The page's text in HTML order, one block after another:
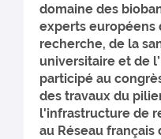
domaine des
experts européens
recherche, de la
universitaire et de
participé au
des travaux du
l'infrastructure de
au Réseau